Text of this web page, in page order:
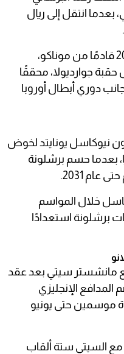
انتقل إلى ريال
ووصل سيلفا إلى السيتي عام 2017 قادمًا من موناكو،
حقبة جوارديولا، محققًا
دوري أبطال أوروبا
نيوكاسل يونايتد لخوض
بعدما حسم برشلونة
2031.
خلال المواسم
برشلونة استعدادًا
مانشستر سيتي بعد عقد
المدافع الإنجليزي
موسمين حتى يونيو
السيتي ستة ألقاب